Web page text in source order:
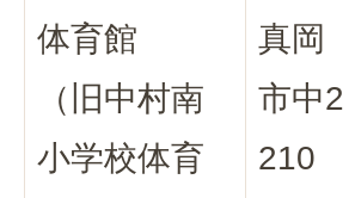
体育館
（旧中村南
小学校体育
真岡
市中2
210